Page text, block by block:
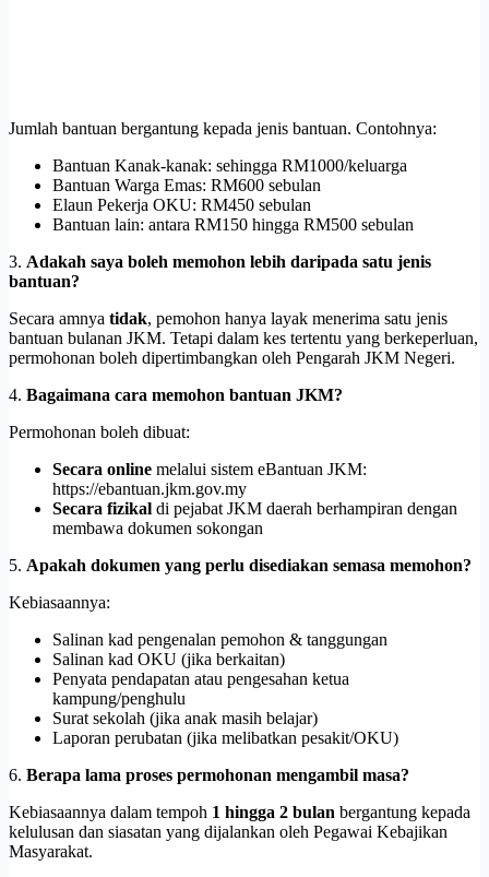
Jumlah bantuan bergantung kepada jenis bantuan. Contohnya:
Bantuan Kanak-kanak: sehingga RM1000/keluarga
Bantuan Warga Emas: RM600 sebulan
Elaun Pekerja OKU: RM450 sebulan
Bantuan lain: antara RM150 hingga RM500 sebulan
3. Adakah saya boleh memohon lebih daripada satu jenis
bantuan?
Secara amnya tidak, pemohon hanya layak menerima satu jenis
bantuan bulanan JKM. Tetapi dalam kes tertentu yang berkeperluan,
permohonan boleh dipertimbangkan oleh Pengarah JKM Negeri.
4. Bagaimana cara memohon bantuan JKM?
Permohonan boleh dibuat:
Secara online melalui sistem eBantuan JKM:
https://ebantuan.jkm.gov.my
Secara fizikal di pejabat JKM daerah berhampiran dengan
membawa dokumen sokongan
5. Apakah dokumen yang perlu disediakan semasa memohon?
Kebiasaannya:
Salinan kad pengenalan pemohon & tanggungan
Salinan kad OKU (jika berkaitan)
Penyata pendapatan atau pengesahan ketua
kampung/penghulu
Surat sekolah (jika anak masih belajar)
Laporan perubatan (jika melibatkan pesakit/OKU)
6. Berapa lama proses permohonan mengambil masa?
Kebiasaannya dalam tempoh 1 hingga 2 bulan bergantung kepada
kelulusan dan siasatan yang dijalankan oleh Pegawai Kebajikan
Masyarakat.